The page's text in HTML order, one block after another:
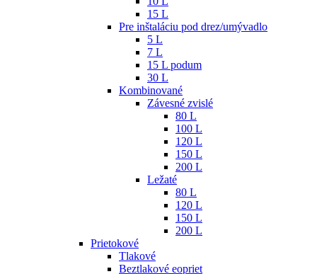
15 L
Pre inštaláciu pod drez/umývadlo
5 L
7 L
15 L podum
30 L
Kombinované
Závesné zvislé
80 L
100 L
120 L
150 L
200 L
Ležaté
80 L
120 L
150 L
200 L
Prietokové
Tlakové
Beztlakové eopriet